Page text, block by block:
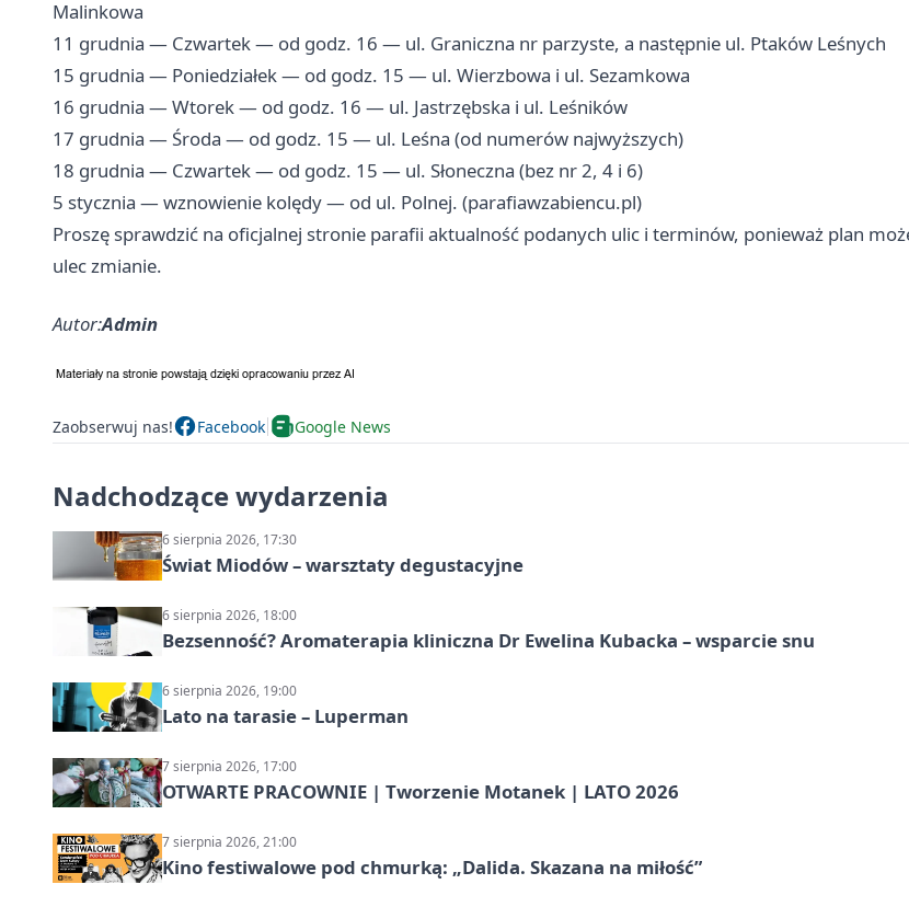
Malinkowa
11 grudnia — Czwartek — od godz. 16 — ul. Graniczna nr parzyste, a następnie ul. Ptaków Leśnych
15 grudnia — Poniedziałek — od godz. 15 — ul. Wierzbowa i ul. Sezamkowa
16 grudnia — Wtorek — od godz. 16 — ul. Jastrzębska i ul. Leśników
17 grudnia — Środa — od godz. 15 — ul. Leśna (od numerów najwyższych)
18 grudnia — Czwartek — od godz. 15 — ul. Słoneczna (bez nr 2, 4 i 6)
5 stycznia — wznowienie kolędy — od ul. Polnej. (parafiawzabiencu.pl)
Proszę sprawdzić na oficjalnej stronie parafii aktualność podanych ulic i terminów, ponieważ plan
ulec zmianie.
Autor:Admin
Zaobserwuj nas! Facebook Google News
Nadchodzące wydarzenia
6 sierpnia 2026, 17:30
Świat Miodów – warsztaty degustacyjne
6 sierpnia 2026, 18:00
Bezsenność? Aromaterapia kliniczna Dr Ewelina Kubacka – wsparcie snu
6 sierpnia 2026, 19:00
Lato na tarasie – Luperman
7 sierpnia 2026, 17:00
OTWARTE PRACOWNIE | Tworzenie Motanek | LATO 2026
7 sierpnia 2026, 21:00
Kino festiwalowe pod chmurką: „Dalida. Skazana na miłość”